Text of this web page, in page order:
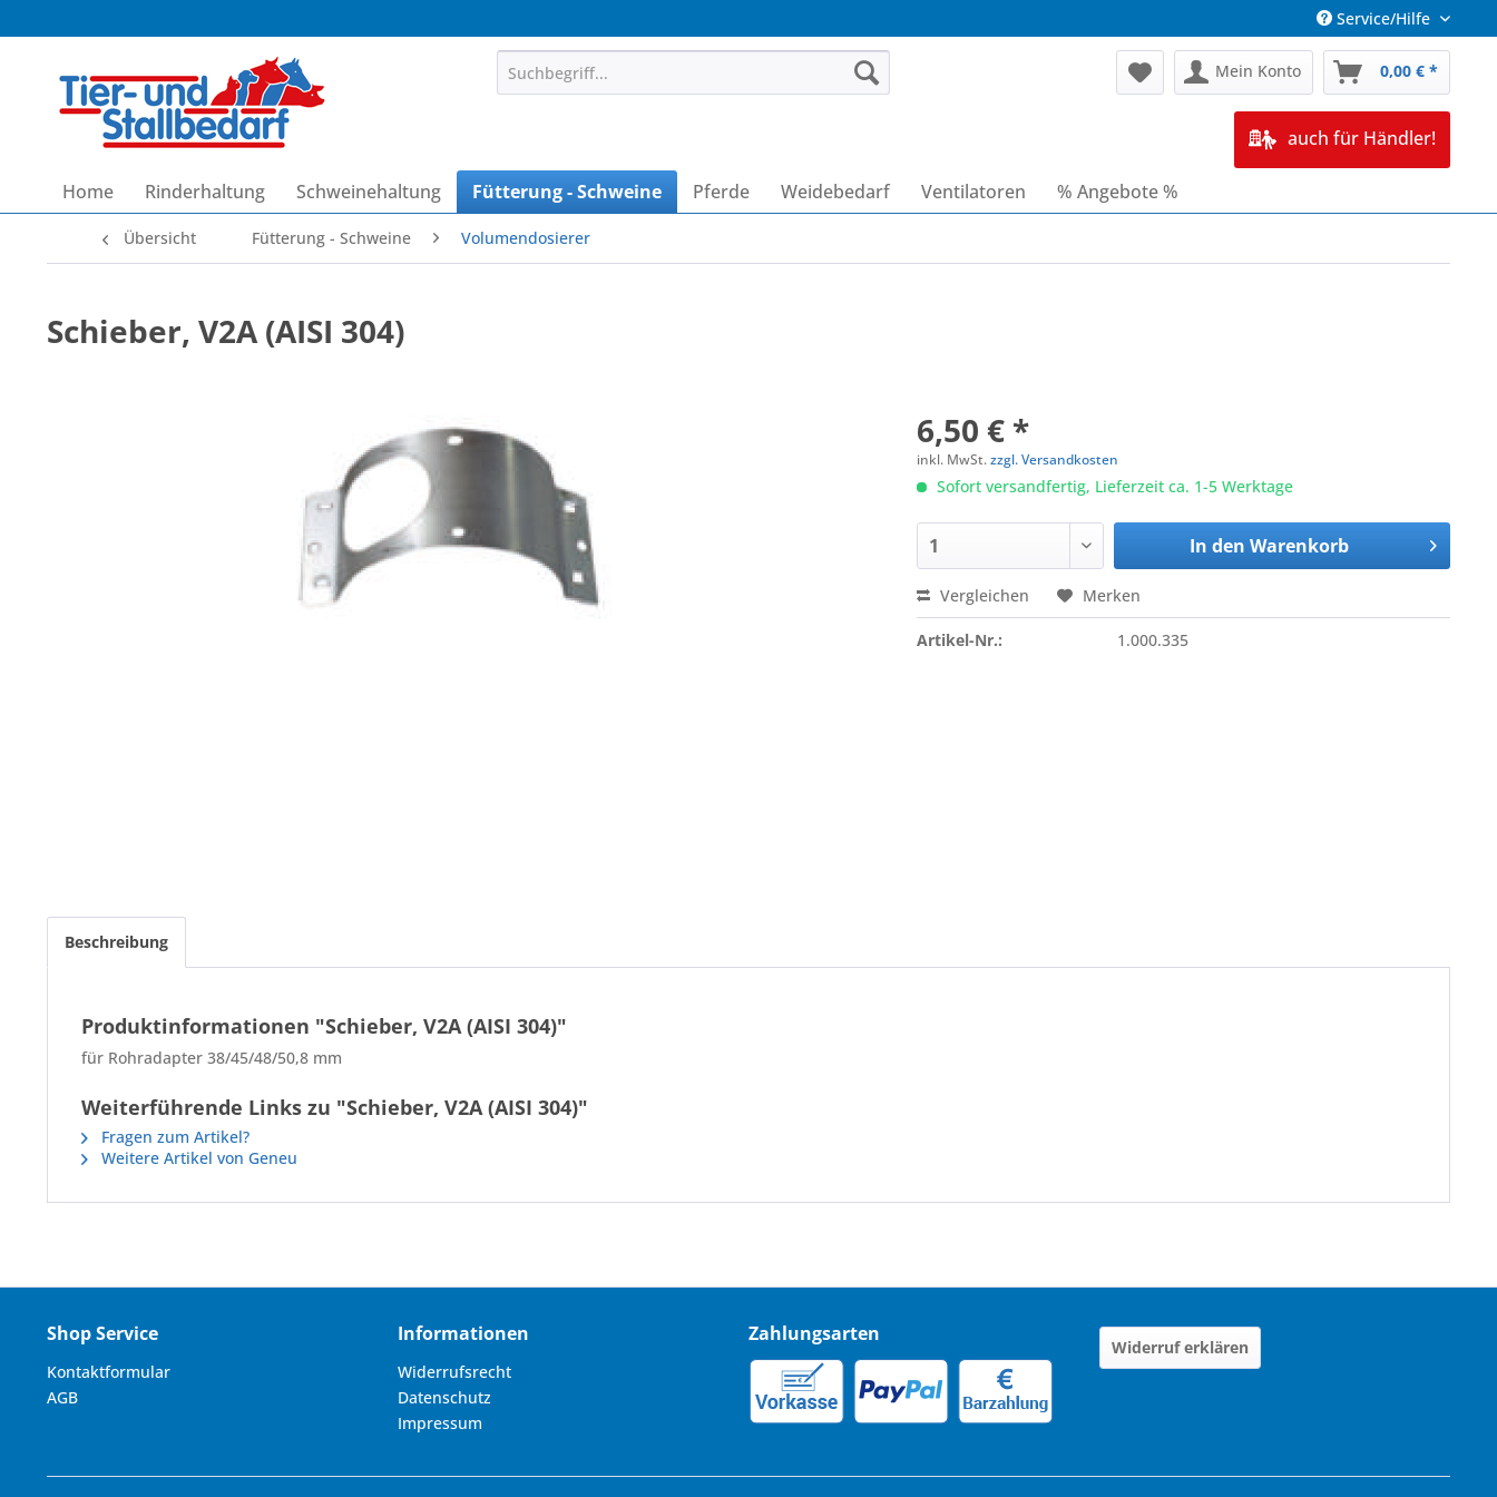
Service/Hilfe
Mein Konto 0,00 € *
auch für Händler!
Home Rinderhaltung Schweinehaltung Fütterung - Schweine Pferde Weidebedarf Ventilatoren % Angebote %
Übersicht Fütterung - Schweine Volumendosierer
Schieber, V2A (AISI 304)
6,50 € *
inkl. MwSt.zzgl. Versandkosten
Sofort versandfertig, Lieferzeit ca. 1-5 Werktage
In den Warenkorb
Vergleichen Merken
Artikel-Nr.: 1.000.335
Beschreibung
Produktinformationen "Schieber, V2A (AISI 304)"
für Rohradapter 38/45/48/50,8 mm
Weiterführende Links zu "Schieber, V2A (AISI 304)"
Fragen zum Artikel?
Weitere Artikel von Geneu
Shop Service
Kontaktformular
AGB
Informationen
Widerrufsrecht
Datenschutz
Impressum
Zahlungsarten
Widerruf erklären